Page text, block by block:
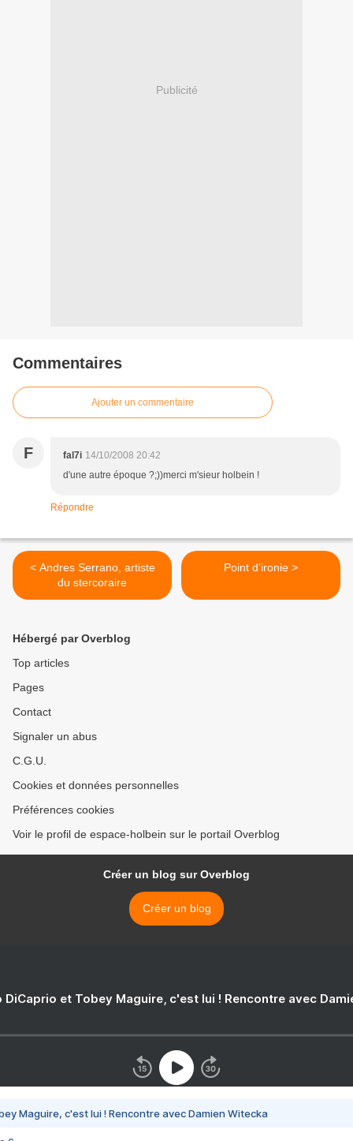
Publicité
Commentaires
Ajouter un commentaire
F fal7i 14/10/2008 20:42
d'une autre époque ?;))merci m'sieur holbein !
Répondre
< Andres Serrano, artiste
du stercoraire
Point d'ironie >
Hébergé par Overblog
Top articles
Pages
Contact
Signaler un abus
C.G.U.
Cookies et données personnelles
Préférences cookies
Voir le profil de espace-holbein sur le portail Overblog
Créer un blog sur Overblog
Créer un blog
DiCaprio et Tobey Maguire, c'est lui ! Rencontre avec
Maguire, c'est lui ! Rencontre avec Damien Witecka